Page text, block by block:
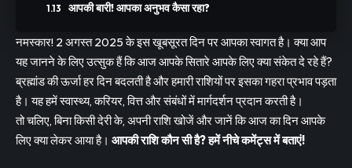
आपकी बारी! आपका अनुभव कैसा रहा?
नमस्कार! 2 अगस्त 2025 के इस खूबसूरत दिन पर आपका स्वागत है। क्या आप
यह जानने के लिए उत्सुक हैं कि आज आपके सितारे आपके लिए क्या संकेत दे रहे हैं?
ब्रह्मांड की ऊर्जा हर दिन बदलती है और हमारी राशियों पर इसका गहरा प्रभाव पड़ता
है। यह हमें स्वास्थ्य, करियर, वित्त और संबंधों में मार्गदर्शन प्रदान करती है।
तो चलिए, बिना किसी देरी के, अपनी राशि खोजें और जानें कि आज का दिन आपके
लिए क्या लेकर आया है। आपकी राशि कौन सी है? हमें नीचे कमेंट्स में बताएं!